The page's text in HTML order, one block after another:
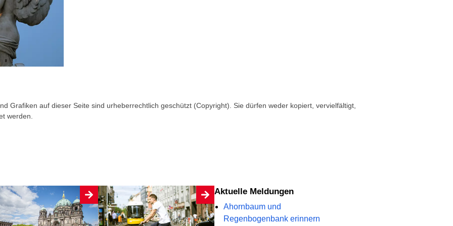
Grafiken auf dieser Seite sind urheberrechtlich geschützt (Copyright). Sie dürfen weder kopiert, vervielfältigt,
werden.
Aktuelle Meldungen
Ahornbaum und
Regenbogenbank erinnern